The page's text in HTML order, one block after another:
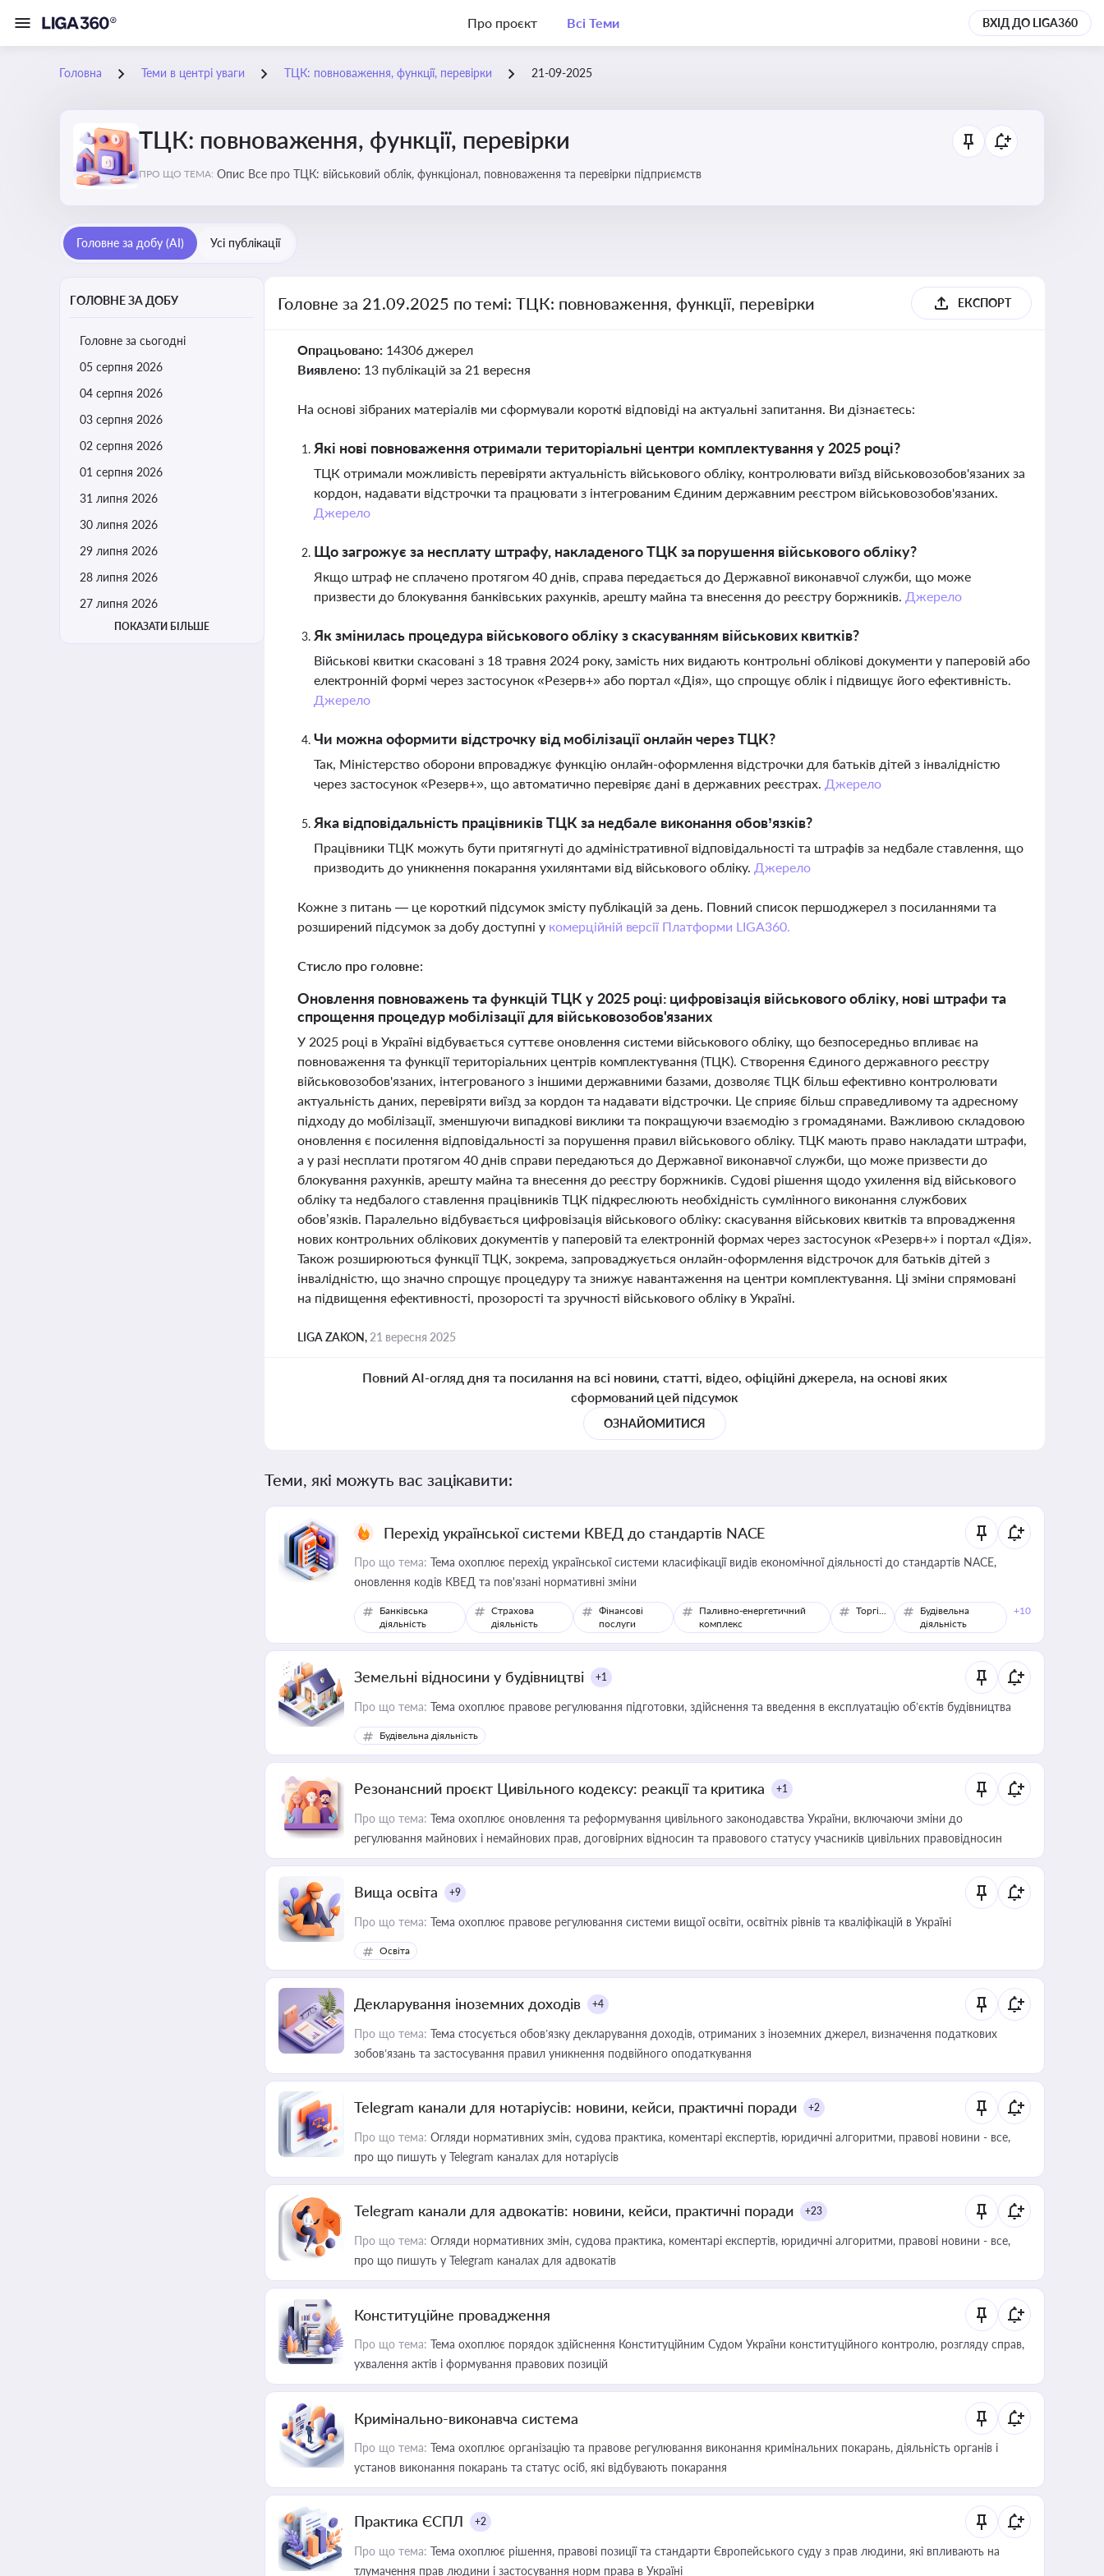
Про проєкт Всі Теми ВХІД ДО LIGA360
Головна Теми в центрі уваги ТЦК: повноваження, функції, перевірки 21-09-2025
ТЦК: повноваження, функції, перевірки
ПРО ЩО ТЕМА: Опис Все про ТЦК: військовий облік, функціонал, повноваження та перевірки підприємств
Головне за добу (AI) Усі публікації
ГОЛОВНЕ ЗА ДОБУ
Головне за сьогодні
05 серпня 2026
04 серпня 2026
03 серпня 2026
02 серпня 2026
01 серпня 2026
31 липня 2026
30 липня 2026
29 липня 2026
28 липня 2026
27 липня 2026
ПОКАЗАТИ БІЛЬШЕ
Головне за 21.09.2025 по темі: ТЦК: повноваження, функції, перевірки ЕКСПОРТ
Опрацьовано: 14306 джерел
Виявлено: 13 публікацій за 21 вересня
На основі зібраних матеріалів ми сформували короткі відповіді на актуальні запитання. Ви дізнаєтесь:
Які нові повноваження отримали територіальні центри комплектування у 2025 році?
ТЦК отримали можливість перевіряти актуальність військового обліку, контролювати виїзд військовозобов'язаних за
кордон, надавати відстрочки та працювати з інтегрованим Єдиним державним реєстром військовозобов'язаних.
Джерело
Що загрожує за несплату штрафу, накладеного ТЦК за порушення військового обліку?
Якщо штраф не сплачено протягом 40 днів, справа передається до Державної виконавчої служби, що може
призвести до блокування банківських рахунків, арешту майна та внесення до реєстру боржників. Джерело
Як змінилась процедура військового обліку з скасуванням військових квитків?
Військові квитки скасовані з 18 травня 2024 року, замість них видають контрольні облікові документи у паперовій або
електронній формі через застосунок «Резерв+» або портал «Дія», що спрощує облік і підвищує його ефективність.
Джерело
Чи можна оформити відстрочку від мобілізації онлайн через ТЦК?
Так, Міністерство оборони впроваджує функцію онлайн-оформлення відстрочки для батьків дітей з інвалідністю
через застосунок «Резерв+», що автоматично перевіряє дані в державних реєстрах. Джерело
Яка відповідальність працівників ТЦК за недбале виконання обов’язків?
Працівники ТЦК можуть бути притягнуті до адміністративної відповідальності та штрафів за недбале ставлення, що
призводить до уникнення покарання ухилянтами від військового обліку. Джерело
Кожне з питань — це короткий підсумок змісту публікацій за день. Повний список першоджерел з посиланнями та
розширений підсумок за добу доступні у комерційній версії Платформи LIGA360.
Стисло про головне:
Оновлення повноважень та функцій ТЦК у 2025 році: цифровізація військового обліку, нові штрафи та
спрощення процедур мобілізації для військовозобов'язаних
У 2025 році в Україні відбувається суттєве оновлення системи військового обліку, що безпосередньо впливає на
повноваження та функції територіальних центрів комплектування (ТЦК). Створення Єдиного державного реєстру
військовозобов'язаних, інтегрованого з іншими державними базами, дозволяє ТЦК більш ефективно контролювати
актуальність даних, перевіряти виїзд за кордон та надавати відстрочки. Це сприяє більш справедливому та адресному
підходу до мобілізації, зменшуючи випадкові виклики та покращуючи взаємодію з громадянами. Важливою складовою
оновлення є посилення відповідальності за порушення правил військового обліку. ТЦК мають право накладати штрафи,
а у разі несплати протягом 40 днів справи передаються до Державної виконавчої служби, що може призвести до
блокування рахунків, арешту майна та внесення до реєстру боржників. Судові рішення щодо ухилення від військового
обліку та недбалого ставлення працівників ТЦК підкреслюють необхідність сумлінного виконання службових
обов’язків. Паралельно відбувається цифровізація військового обліку: скасування військових квитків та впровадження
нових контрольних облікових документів у паперовій та електронній формах через застосунок «Резерв+» і портал «Дія».
Також розширюються функції ТЦК, зокрема, запроваджується онлайн-оформлення відстрочок для батьків дітей з
інвалідністю, що значно спрощує процедуру та знижує навантаження на центри комплектування. Ці зміни спрямовані
на підвищення ефективності, прозорості та зручності військового обліку в Україні.
LIGA ZAKON, 21 вересня 2025
Повний AI-огляд дня та посилання на всі новини, статті, відео, офіційні джерела, на основі яких
сформований цей підсумок
ОЗНАЙОМИТИСЯ
Теми, які можуть вас зацікавити:
Перехід української системи КВЕД до стандартів NACE
Про що тема: Тема охоплює перехід української системи класифікації видів економічної діяльності до стандартів NACE,
оновлення кодів КВЕД та пов'язані нормативні зміни
Банківська
діяльність
Страхова
діяльність
Фінансові
послуги
Паливно-енергетичний
комплекс
Торгівля
Будівельна
діяльність
+10
Земельні відносини у будівництві +1
Про що тема: Тема охоплює правове регулювання підготовки, здійснення та введення в експлуатацію об’єктів будівництва
Будівельна діяльність
Резонансний проєкт Цивільного кодексу: реакції та критика +1
Про що тема: Тема охоплює оновлення та реформування цивільного законодавства України, включаючи зміни до
регулювання майнових і немайнових прав, договірних відносин та правового статусу учасників цивільних правовідносин
Вища освіта +9
Про що тема: Тема охоплює правове регулювання системи вищої освіти, освітніх рівнів та кваліфікацій в Україні
Освіта
Декларування іноземних доходів +4
Про що тема: Тема стосується обов’язку декларування доходів, отриманих з іноземних джерел, визначення податкових
зобов’язань та застосування правил уникнення подвійного оподаткування
Telegram канали для нотаріусів: новини, кейси, практичні поради +2
Про що тема: Огляди нормативних змін, судова практика, коментарі експертів, юридичні алгоритми, правові новини - все,
про що пишуть у Telegram каналах для нотаріусів
Telegram канали для адвокатів: новини, кейси, практичні поради +23
Про що тема: Огляди нормативних змін, судова практика, коментарі експертів, юридичні алгоритми, правові новини - все,
про що пишуть у Telegram каналах для адвокатів
Конституційне провадження
Про що тема: Тема охоплює порядок здійснення Конституційним Судом України конституційного контролю, розгляду справ,
ухвалення актів і формування правових позицій
Кримінально-виконавча система
Про що тема: Тема охоплює організацію та правове регулювання виконання кримінальних покарань, діяльність органів і
установ виконання покарань та статус осіб, які відбувають покарання
Практика ЄСПЛ +2
Про що тема: Тема охоплює рішення, правові позиції та стандарти Європейського суду з прав людини, які впливають на
тлумачення прав людини і застосування норм права в Україні